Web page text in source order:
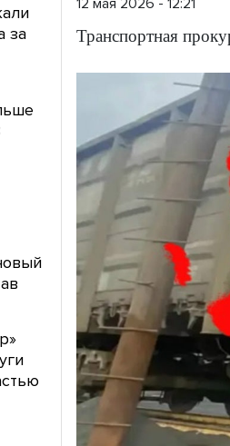
12 мая 2026 - 12:21
Транспортная
за